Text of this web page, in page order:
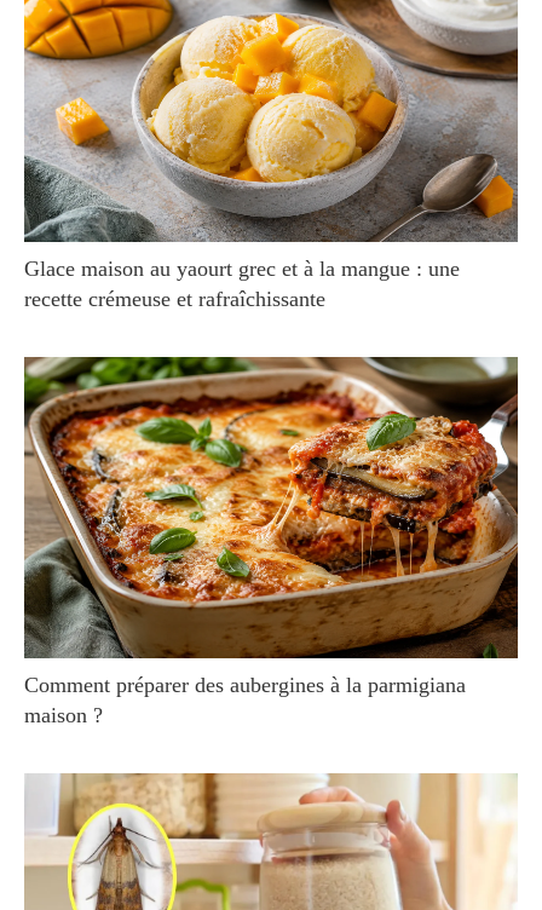
Glace maison au yaourt grec et à la mangue : une
recette crémeuse et rafraîchissante
Comment préparer des aubergines à la parmigiana
maison ?